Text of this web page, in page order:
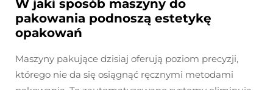
W jaki sposób maszyny do
pakowania podnoszą estetykę
opakowań
Maszyny pakujące dzisiaj oferują poziom precyzji,
którego nie da się osiągnąć ręcznymi metodami